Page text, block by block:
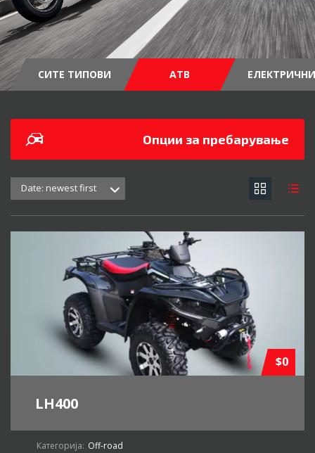
СИТЕ ТИПОВИ АТВ ЕЛЕКТРИЧНИ
Опции за пребарување
Date: newest first
$0
LH400
Категорија: Off-road